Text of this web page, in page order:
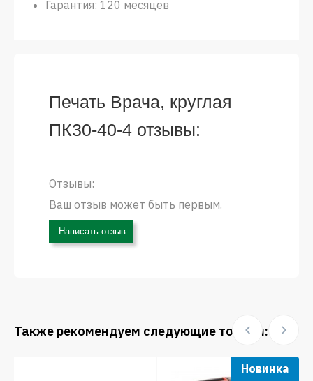
Гарантия: 120 месяцев
Печать Врача, круглая
ПК30-40-4 отзывы:
Отзывы:
Ваш отзыв может быть первым.
Написать отзыв
Также рекомендуем следующие товары:
Новинка